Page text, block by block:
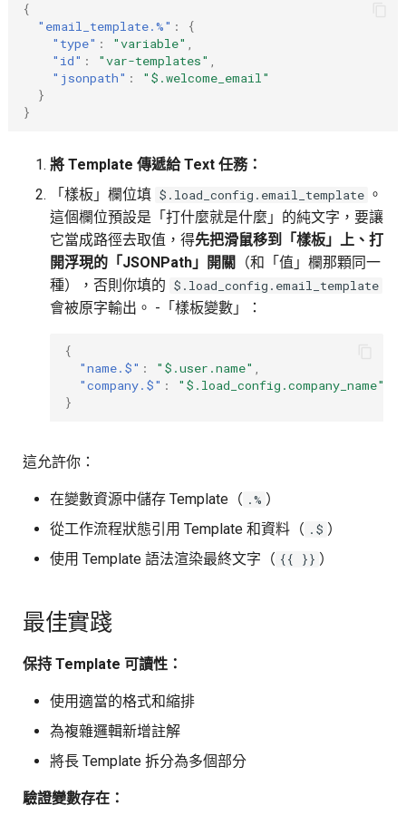
{
"email_template.%" :
{
"type" : "variable" ,
"id" : "var-templates" ,
"jsonpath" :
"$.welcome_email"
}
}
將 Template 傳遞給 Text 任務：
「樣板」欄位填 $.load_config.email_template 。
這個欄位預設是「打什麼就是什麼」的純文字，要讓
它當成路徑去取值，得先把滑鼠移到「樣板」上、打
開浮現的「JSONPath」開關
（和「值」欄那顆同一
種），否則你填的 $.load_config.email_template
會被原字輸出。 -「樣板變數」：
{
"name.$" : "$.user.name" ,
"company.$" :
"$.load_config.company_name"
}
這允許你：
在變數資源中儲存 Template（ .% ）
從工作流程狀態引用 Template 和資料（ .$ ）
使用 Template 語法渲染最終文字（ {{ }} ）
最佳實踐
保持 Template 可讀性：
使用適當的格式和縮排
為複雜邏輯新增註解
將長 Template 拆分為多個部分
驗證變數存在：